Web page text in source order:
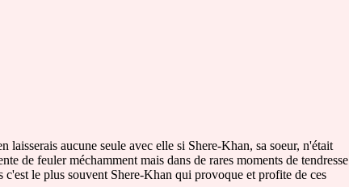
aucune seule avec elle si Shere-Khan, sa soeur, n'était
de feuler méchamment mais dans de rares moments de tendresse
le plus souvent Shere-Khan qui provoque et profite de ces